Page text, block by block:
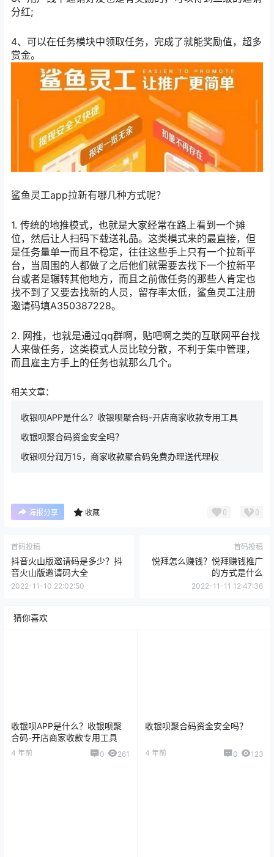
分红;
4、可以在任务模块中领取任务，完成了就能奖励值，超多
赏金。
鲨鱼灵工app拉新有哪几种方式呢？
1. 传统的地推模式，也就是大家经常在路上看到一个摊
位，然后让人扫码下载送礼品。这类模式来的最直接，但
是任务量单一而且不稳定，往往这些手上只有一个拉新平
台，当周围的人都做了之后他们就需要去找下一个拉新平
台或者是辗转其他地方，而且之前做任务的那些人肯定也
找不到了又要去找新的人员，留存率太低，鲨鱼灵工注册
邀请码填A350387228。
2. 网推，也就是通过qq群啊，贴吧啊之类的互联网平台找
人来做任务，这类模式人员比较分散，不利于集中管理，
而且雇主方手上的任务也就那么几个。
相关文章：
收银呗APP是什么？收银呗聚合码-开店商家收款专用工具
收银呗聚合码资金安全吗？
收银呗分润万15，商家收款聚合码免费办理送代理权
海报分享 收藏 0 0
首码投稿
抖音火山版邀请码是多少？抖
音火山版邀请码大全
2022-11-10 22:02:50
首码投稿
悦拜怎么赚钱？悦拜赚钱推广
的方式是什么
2022-11-11 12:47:36
猜你喜欢
收银呗APP是什么？收银呗聚
合码-开店商家收款专用工具
4 年前 0 261
收银呗聚合码资金安全吗？
4 年前 0 123